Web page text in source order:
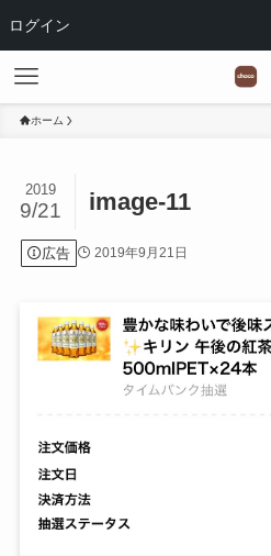
ログイン
ホーム
image-11
2019
9/21
広告 2019年9月21日